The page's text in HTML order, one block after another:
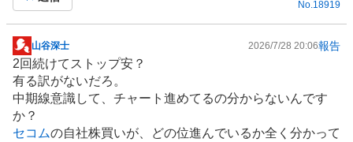
No.18919
掲
示
板
記
事
山谷深士 2026/7/28 20:06報告
2回続けてストップ安？
有る訳がないだろ。
中期線意識して、チャート進めてるの分からないんです
か？
セコムの自社株買いが、どの位進んでいるか全く分かって